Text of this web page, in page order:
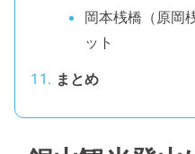
岡本桟橋（原岡
ット
まとめ